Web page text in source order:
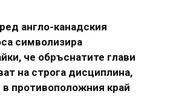
англо-канадския
символизира
че обръснатите глави
на строга дисциплина,
в противоположния край